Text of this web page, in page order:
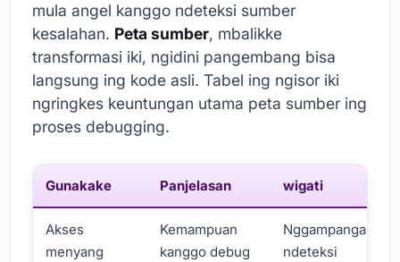
mula angel kanggo ndeteksi sumber
kesalahan. Peta sumber, mbalikke
transformasi iki, ngidini pangembang bisa
langsung ing kode asli. Tabel ing ngisor iki
ngringkes keuntungan utama peta sumber ing
proses debugging.
Gunakake Panjelasan wigati
Akses
menyang
Kemampuan
kanggo debug
Nggampangake
ndeteksi